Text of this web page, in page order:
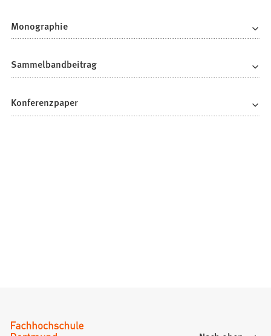
Monographie
Sammelbandbeitrag
Konferenzpaper